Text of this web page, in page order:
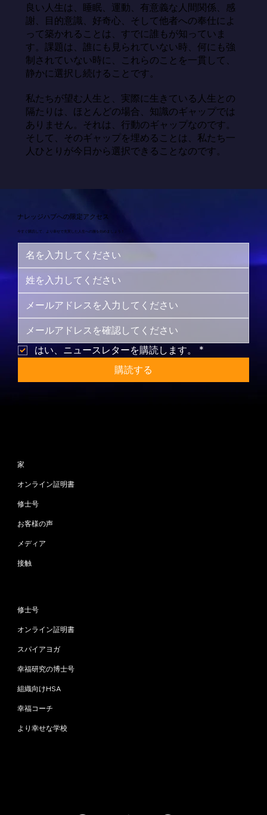
良い人生は、睡眠、運動、有意義な人間関係、感
謝、目的意識、好奇心、そして他者への奉仕によ
って築かれることは、すでに誰もが知っていま
す。課題は、誰にも見られていない時、何にも強
制されていない時に、これらのことを一貫して、
静かに選択し続けることです。
私たちが望む人生と、実際に生きている人生との
隔たりは、ほとんどの場合、知識のギャップでは
ありません。それは、行動のギャップなのです。
そして、そのギャップを埋めることは、私たち一
人ひとりが今日から選択できることなのです。
ナレッジハブへの限定アクセス
今すぐ購読して、より幸せで充実した人生への旅を始めましょう！
はい、ニュースレターを購読します。
*
購読する
家
オンライン証明書
修士号
お客様の声
メディア
接触
修士号
オンライン証明書
スパイアヨガ
幸福研究の博士号
組織向けHSA
幸福コーチ
より幸せな学校